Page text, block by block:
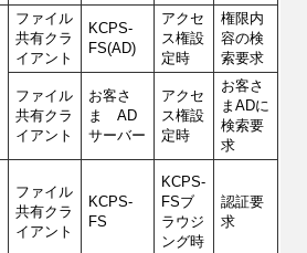
ファイル
共有クラ
イアント
KCPS-
FS(AD)
アクセ
ス権設
定時
権限内
容の検
索要求
ファイル
共有クラ
イアント
お客さ
ま AD
サーバー
アクセ
ス権設
定時
お客さ
まADに
検索要
求
ファイル
共有クラ
イアント
KCPS-
FS
KCPS-
FSブ
ラウジ
ング時
認証要
求